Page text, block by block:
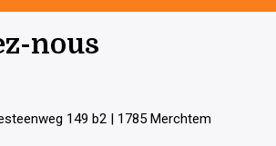
nous
149 b2 | 1785 Merchtem